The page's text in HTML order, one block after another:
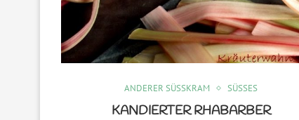
ANDERER SÜSSKRAM SÜSSES
KANDIERTER RHABARBER